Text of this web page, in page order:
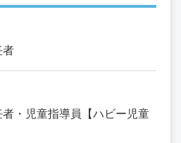
者
・児童指導員【ハビー児童